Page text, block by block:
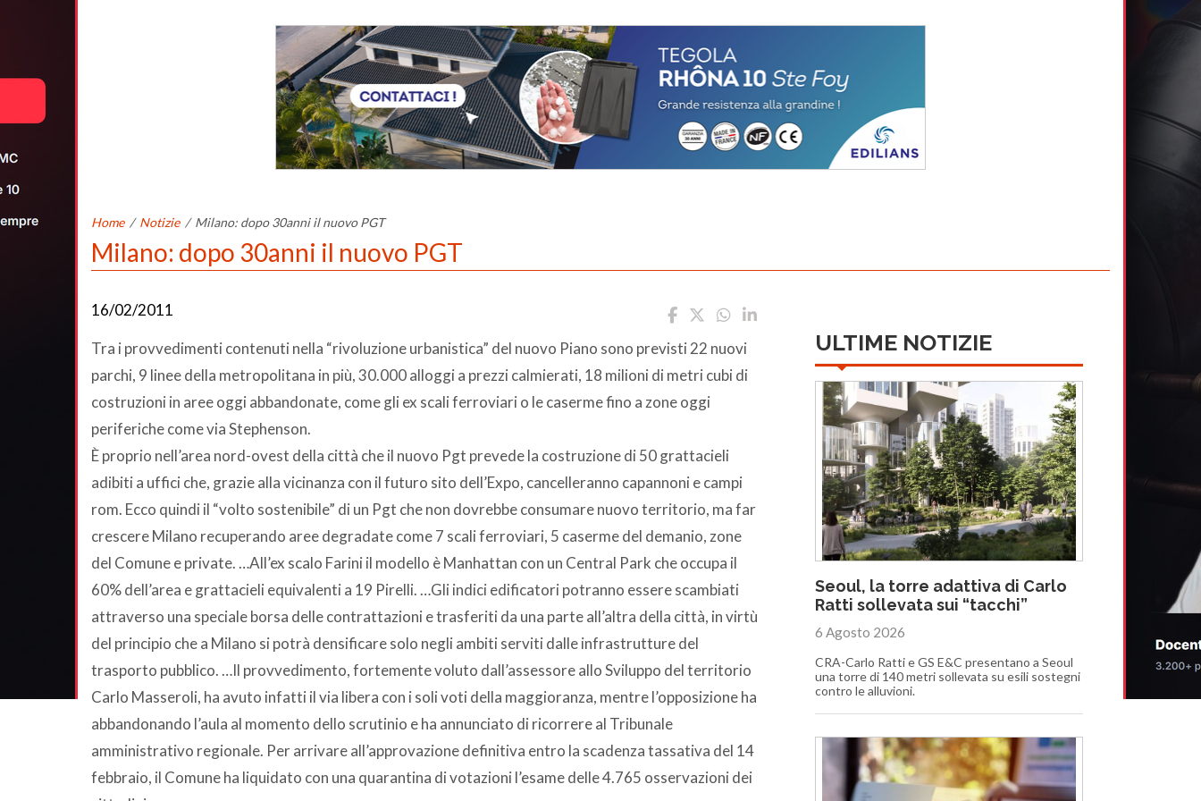
Home / Notizie / Milano: dopo 30anni il nuovo PGT
Milano: dopo 30anni il nuovo PGT
16/02/2011
Tra i provvedimenti contenuti nella “rivoluzione urbanistica” del nuovo Piano sono previsti 22 nuovi
parchi, 9 linee della metropolitana in più, 30.000 alloggi a prezzi calmierati, 18 milioni di metri cubi di
costruzioni in aree oggi abbandonate, come gli ex scali ferroviari o le caserme fino a zone oggi
periferiche come via Stephenson.
È proprio nell’area nord-ovest della città che il nuovo Pgt prevede la costruzione di 50 grattacieli
adibiti a uffici che, grazie alla vicinanza con il futuro sito dell’Expo, cancelleranno capannoni e campi
rom. Ecco quindi il “volto sostenibile” di un Pgt che non dovrebbe consumare nuovo territorio, ma far
crescere Milano recuperando aree degradate come 7 scali ferroviari, 5 caserme del demanio, zone
del Comune e private. …All’ex scalo Farini il modello è Manhattan con un Central Park che occupa il
60% dell’area e grattacieli equivalenti a 19 Pirelli. …Gli indici edificatori potranno essere scambiati
attraverso una speciale borsa delle contrattazioni e trasferiti da una parte all’altra della città, in virtù
del principio che a Milano si potrà densificare solo negli ambiti serviti dalle infrastrutture del
trasporto pubblico. …Il provvedimento, fortemente voluto dall’assessore allo Sviluppo del territorio
Carlo Masseroli, ha avuto infatti il via libera con i soli voti della maggioranza, mentre l’opposizione ha
abbandonando l’aula al momento dello scrutinio e ha annunciato di ricorrere al Tribunale
amministrativo regionale. Per arrivare all’approvazione definitiva entro la scadenza tassativa del 14
febbraio, il Comune ha liquidato con una quarantina di votazioni l’esame delle 4.765 osservazioni dei
ULTIME NOTIZIE
Seoul, la torre adattiva di Carlo
Ratti sollevata sui “tacchi”
6 Agosto 2026
CRA-Carlo Ratti e GS E&C presentano a Seoul
una torre di 140 metri sollevata su esili sostegni
contro le alluvioni.